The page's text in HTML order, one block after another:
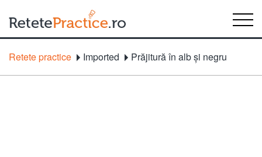
Retete practice Imported Prăjitură în alb şi negru